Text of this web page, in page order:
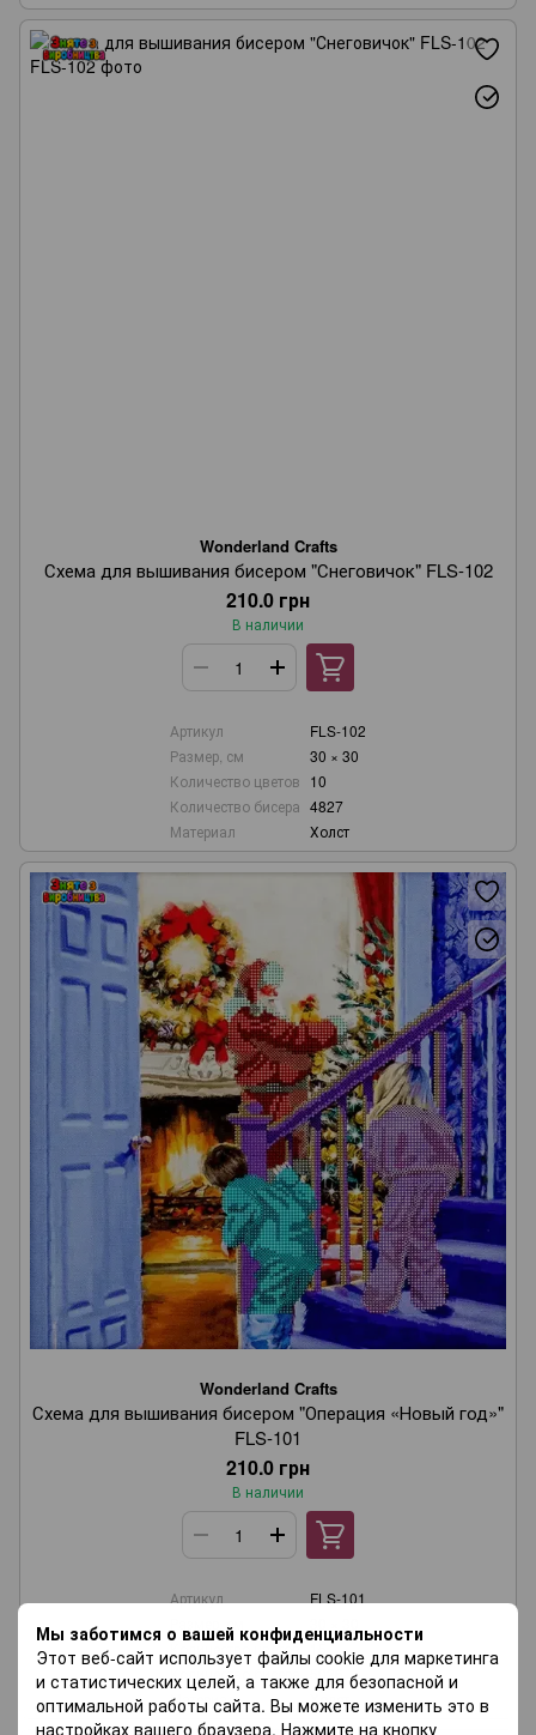
Мы заботимся о вашей конфиденциальности
Этот веб-сайт использует файлы cookie для маркетинга
и статистических целей, а также для безопасной и
оптимальной работы сайта. Вы можете изменить это в
настройках вашего браузера. Нажмите на кнопку
Wonderland Crafts
Схема для вышивания бисером "Снеговичок" FLS-102
210.0 грн
В наличии
Артикул
FLS-102
Размер, см
30 × 30
Количество цветов 10
Количество бисера 4827
Материал
Холст
Wonderland Crafts
Схема для вышивания бисером "Операция «Новый год»"
FLS-101
210.0 грн
В наличии
Артикул
FLS-101
Размер, см
Количество цветов
Количество бисера
Материал
Холст